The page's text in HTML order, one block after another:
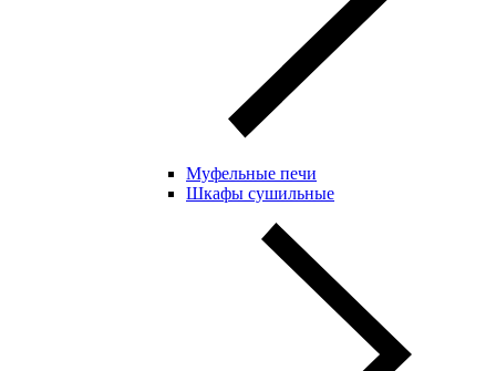
Муфельные печи
Шкафы сушильные